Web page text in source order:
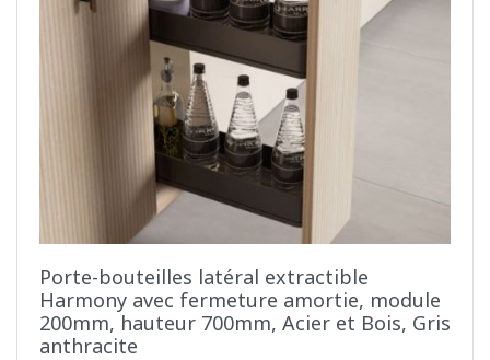
Porte-bouteilles latéral extractible
Harmony avec fermeture amortie, module
200mm, hauteur 700mm, Acier et Bois, Gris
anthracite